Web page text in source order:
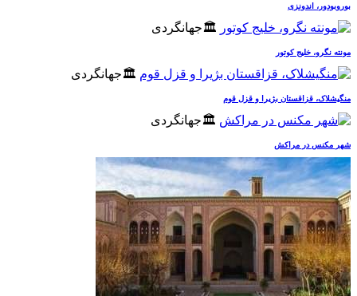
بوروبودور، اندونزی
🏛️جهانگردی
مونته نگرو، خلیج کوتور
🏛️جهانگردی
منگیشلاک، قزاقستان بژیرا و قزل قوم
🏛️جهانگردی
شهر مکنس در مراکش